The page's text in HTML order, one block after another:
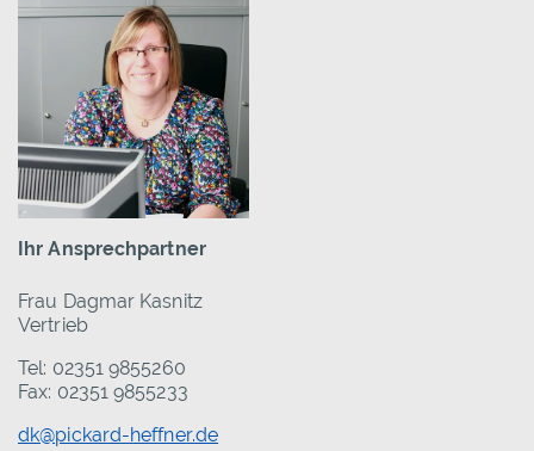
Ihr Ansprechpartner
Frau Dagmar Kasnitz
Vertrieb
Tel: 02351 9855260
Fax: 02351 9855233
dk@pickard-heffner.de